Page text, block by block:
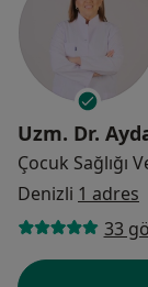
Uzm. Dr.
Çocuk Sağlığı
Denizli 1 adres
33